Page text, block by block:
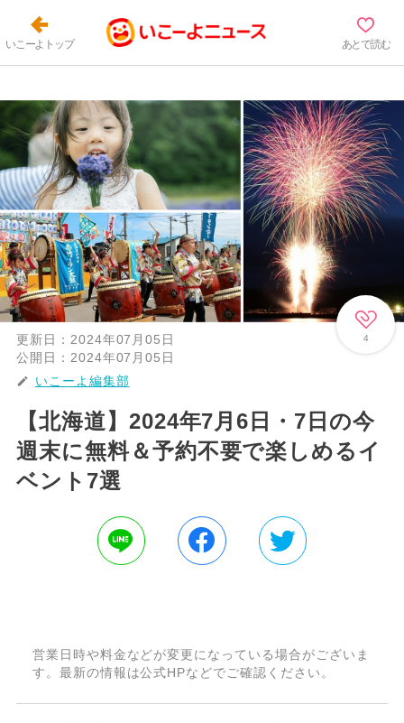
いこーよトップ あとで読む
4
更新日： 2024年07月05日
公開日： 2024年07月05日
いこーよ編集部
【北海道】2024年7月6日・7日の今
週末に無料＆予約不要で楽しめるイ
ベント7選
営業日時や料金などが変更になっている場合がございま
す。最新の情報は公式HPなどでご確認ください。